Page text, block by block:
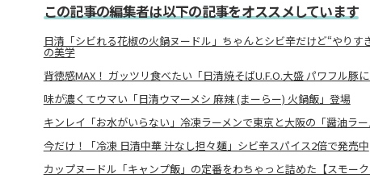
この記事の編集者は以下の記事をオススメしています
日清「シビれる花椒の火鍋ヌードル」ちゃんとシビ辛だけど“やりす
の美学
背徳感MAX！ ガッツリ食べたい「日清焼そばU.F.O.大盛 パワフル豚
味が濃くてウマい「日清ウマーメシ 麻辣 (まーらー) 火鍋飯」登場
キンレイ「お水がいらない」冷凍ラーメンで東京と大阪の「醤油ラ
今だけ！「冷凍 日清中華 汁なし担々麺」シビ辛スパイス2倍で発売中
カップヌードル「キャンプ飯」の定番をわちゃっと詰めた【スモーク